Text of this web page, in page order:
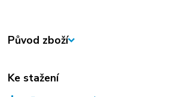
Původ zboží
Ke stažení